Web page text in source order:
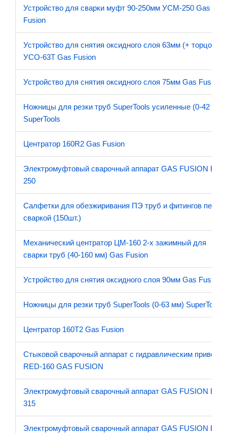
Устройство для сварки муфт 90-250мм УСМ-250 Gas
Fusion
Устройство для снятия оксидного слоя 63мм (+ торцовка)
УСО-63Т Gas Fusion
Устройство для снятия оксидного слоя 75мм Gas Fusion
Ножницы для резки труб SuperTools усиленные (0-42 мм)
SuperTools
Центратор 160R2 Gas Fusion
Электромуфтовый сварочный аппарат GAS FUSION EF
250
Салфетки для обезжиривания ПЭ труб и фитингов перед
сваркой (150шт.)
Механический центратор ЦМ-160 2-х зажимный для
сварки труб (40-160 мм) Gas Fusion
Устройство для снятия оксидного слоя 90мм Gas Fusion
Ножницы для резки труб SuperTools (0-63 мм) SuperTools
Центратор 160T2 Gas Fusion
Стыковой сварочный аппарат с гидравлическим
RED-160 GAS FUSION
Электромуфтовый сварочный аппарат GAS FUSION EF-
315
Электромуфтовый сварочный аппарат GAS FUSION EF-